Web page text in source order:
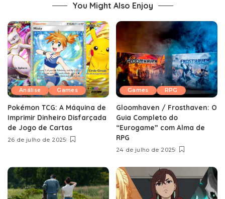
You Might Also Enjoy
Análise Games
Pokémon TCG: A Máquina de
Imprimir Dinheiro Disfarçada
de Jogo de Cartas
26 de julho de 2025
Games RPG
Gloomhaven / Frosthaven: O
Guia Completo do
“Eurogame” com Alma de
RPG
24 de julho de 2025